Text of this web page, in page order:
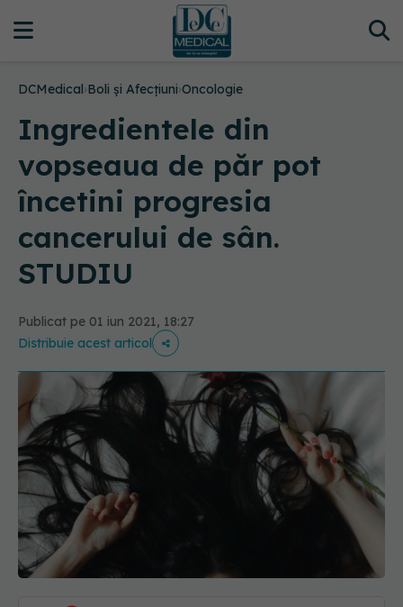
DCMedical›Boli și Afecțiuni›Oncologie
Ingredientele din
vopseaua de păr pot
încetini progresia
cancerului de sân.
STUDIU
Publicat pe 01 iun 2021, 18:27
Distribuie acest articol